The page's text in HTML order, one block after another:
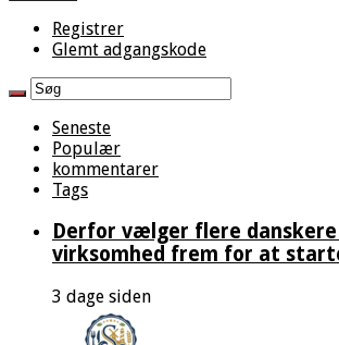
Registrer
Glemt adgangskode
Seneste
Populær
kommentarer
Tags
Derfor vælger flere
virksomhed frem for at
3 dage siden